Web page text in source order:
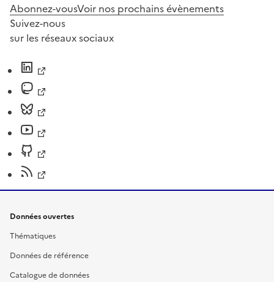
Abonnez-vousVoir nos prochains évènements
Suivez-nous
sur les réseaux sociaux
Données ouvertes
Thématiques
Données de référence
Catalogue de données